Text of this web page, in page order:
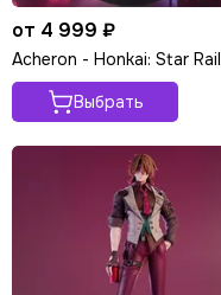
от 4 999 ₽
Acheron - Honkai: Star Rail
Выбрать